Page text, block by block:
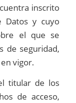
inscrito
Datos y cuyo
el que se
de seguridad,
vigor.
titular de los
de acceso,